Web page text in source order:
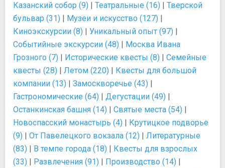
Казанский собор (9) | Театральные (16) | Тверской
бульвар (31) | Музеи и искусство (127) |
Киноэкскурсии (8) | Уникальный опыт (97) |
Событийные экскурсии (48) | Москва Ивана
Грозного (7) | Исторические квесты (8) | Семейные
квесты (28) | Летом (220) | Квесты для большой
компании (13) | Замоскворечье (43) |
Гастрономические (64) | Дегустации (49) |
Останкинская башня (14) | Святые места (54) |
Новоспасский монастырь (4) | Крутицкое подворье
(9) | От Павелецкого вокзала (12) | Литературные
(83) | В темпе города (18) | Квесты для взрослых
(33) | Развлечения (91) | Производство (14) |